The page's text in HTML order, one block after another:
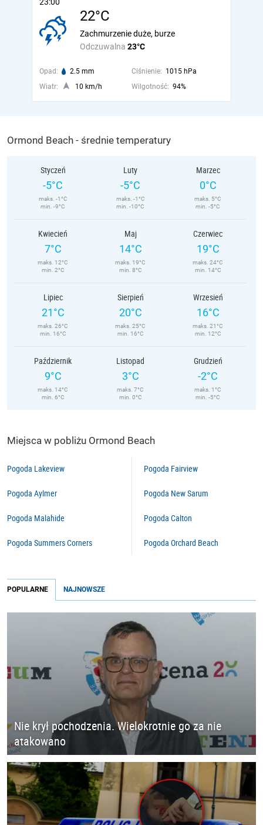
22°C
Odczuwalna 23°C
Zachmurzenie duże, burze
Opad: 2.5 mm Ciśnienie: 1015 hPa
Wiatr:
10 km/h Wilgotność: 94%
Ormond Beach - średnie temperatury
Styczeń
-5°C
maks. -1°C
min. -9°C
Luty
-5°C
maks. -1°C
min. -10°C
Marzec
0°C
maks. 5°C
min. -5°C
Kwiecień
7°C
maks. 12°C
min. 2°C
Maj
14°C
maks. 19°C
min. 8°C
Czerwiec
19°C
maks. 24°C
min. 14°C
Lipiec
21°C
maks. 26°C
min. 16°C
Sierpień
20°C
maks. 25°C
min. 16°C
Wrzesień
16°C
maks. 21°C
min. 12°C
Październik
9°C
maks. 14°C
min. 6°C
Listopad
3°C
maks. 7°C
min. 0°C
Grudzień
-2°C
maks. 1°C
min. -5°C
Miejsca w pobliżu Ormond Beach
Pogoda Lakeview
Pogoda Aylmer
Pogoda Malahide
Pogoda Summers Corners
Pogoda Fairview
Pogoda New Sarum
Pogoda Calton
Pogoda Orchard Beach
POPULARNE NAJNOWSZE
Nie krył pochodzenia. Wielokrotnie go za nie
atakowano